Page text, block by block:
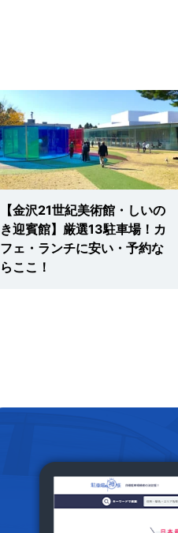
【金沢21世紀美術館・しいの
き迎賓館】厳選13駐車場！カ
フェ・ランチに安い・予約な
らここ！